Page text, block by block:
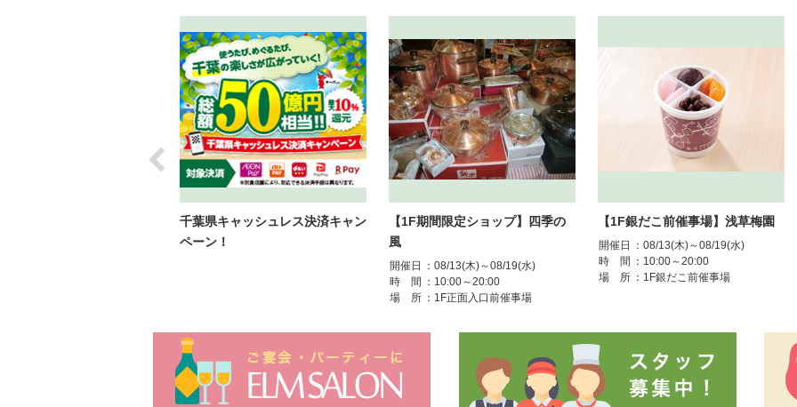
千葉県キャッシュレス決済キャン
ペーン！
【1F期間限定ショップ】四季の
風
開催日
：08/13(木)～08/19(水)
時 間
：10:00～20:00
場 所 ：1F正面入口前催事場
【1F銀だこ前催事場】浅草梅園
開催日
：08/13(木)～08/19(水)
時 間
：10:00～20:00
場 所 ：1F銀だこ前催事場